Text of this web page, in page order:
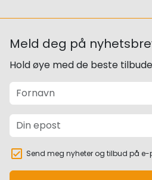
Meld deg på
Hold øye med de beste
Send meg nyheter og tilbud på e-